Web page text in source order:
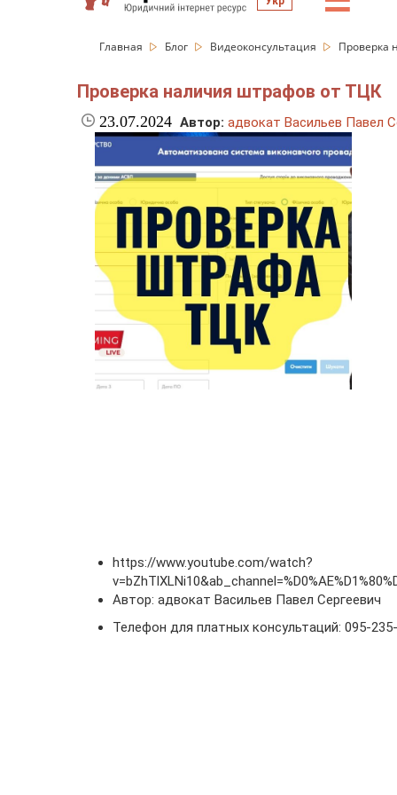
Главная Блог Видеоконсультация Проверка
Проверка наличия штрафов от ТЦК
23.07.2024 Автор: адвокат Васильев Павел
https://www.youtube.com/watch?
Автор: адвокат Васильев Павел Сергеевич
Телефон для платных консультаций: 095-